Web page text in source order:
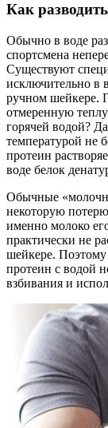
Как
Обычно в воде
спортсмена
Существуют
исключительно в
ручном шейкере.
отмеренную
горячей водой?
температурой не
протеин
воде белок
Обычные
некоторую
именно молоко
практически не
шейкере.
протеин с водой
взбивания и